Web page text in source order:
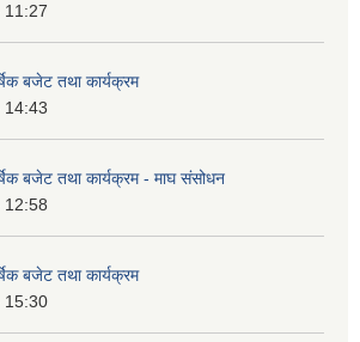
11:27
बजेट तथा कार्यक्रम
14:43
बजेट तथा कार्यक्रम - माघ संसोधन
12:58
बजेट तथा कार्यक्रम
15:30